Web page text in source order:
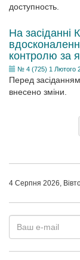
доступность.
На
контролю за
№ 4 (725) 1 Лютого
Перед
внесено зміни.
4 Серпня 2026,